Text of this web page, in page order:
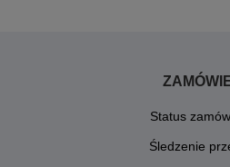
Status
Śledzenie